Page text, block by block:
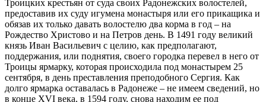
Троицких крестьян от суда своих Радонежских волостелей,
предоставив их суду игумена монастыря или его прикащика и
обязав их только давать волостелю два корма в год – на
Рождество Христово и на Петров день. В 1491 году великий
князь Иван Васильевич с целию, как предполагают,
поддержания, или поднятия, своего городка перевел в него от
Троицы ярмарку, которая происходила под монастырем 25
сентября, в день преставления преподобного Сергия. Как
долго ярмарка оставалась в Радонеже – не имеем сведений, но
в конце XVI века, в 1594 году, снова находим ее под